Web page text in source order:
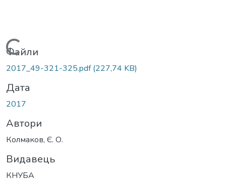
Вантажиться...
Файли
2017_49-321-325.pdf(227,74 KB)
Дата
2017
Автори
Колмаков, Є. О.
Видавець
КНУБА